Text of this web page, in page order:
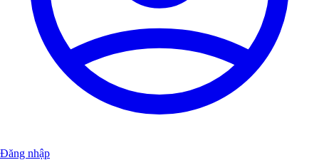
Đăng nhập